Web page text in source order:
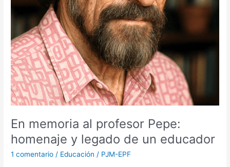
En memoria al profesor Pepe:
homenaje y legado de un educador
1 comentario / Educación / PJM-EPF